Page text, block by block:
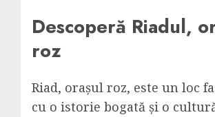
Descoperă Riadul,
roz
Riad, orașul roz, este un loc
cu o istorie bogată și o